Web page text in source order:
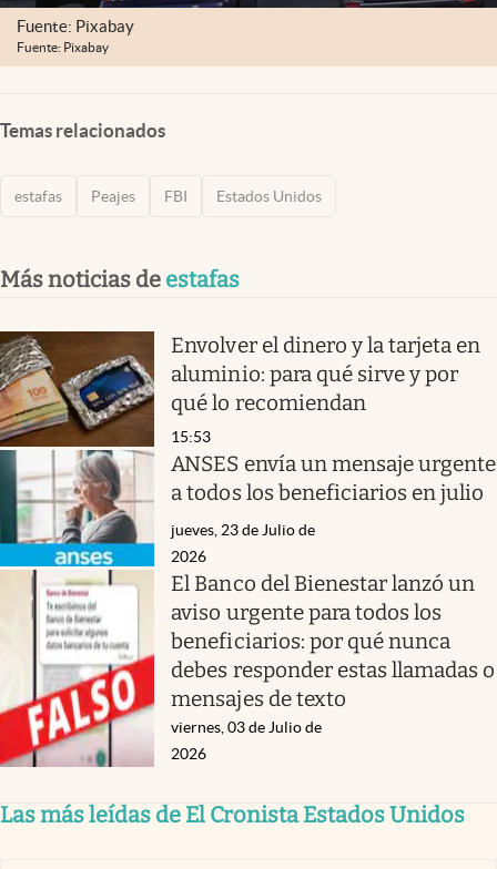
Fuente: Pixabay
Fuente: Pixabay
Temas relacionados
estafas Peajes FBI Estados Unidos
Más noticias de estafas
Envolver el dinero y la tarjeta en
aluminio: para qué sirve y por
qué lo recomiendan
15:53
ANSES envía un mensaje urgente
a todos los beneficiarios en julio
jueves, 23 de Julio de
2026
El Banco del Bienestar lanzó un
aviso urgente para todos los
beneficiarios: por qué nunca
debes responder estas llamadas o
mensajes de texto
viernes, 03 de Julio de
2026
Las más leídas de El Cronista Estados Unidos